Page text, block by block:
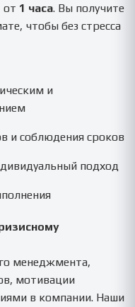
от 1 часа. Вы получите
чтобы без стресса
и
и соблюдения сроков
подход
менеджмента,
мотивации
в компании. Наши